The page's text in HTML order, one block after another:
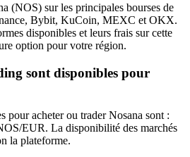
(NOS) sur les principales bourses de
Bybit, KuCoin, MEXC et OKX.
disponibles et leurs frais sur cette
option pour votre région.
sont disponibles pour
pour acheter ou trader Nosana sont :
EUR. La disponibilité des marchés
la plateforme.